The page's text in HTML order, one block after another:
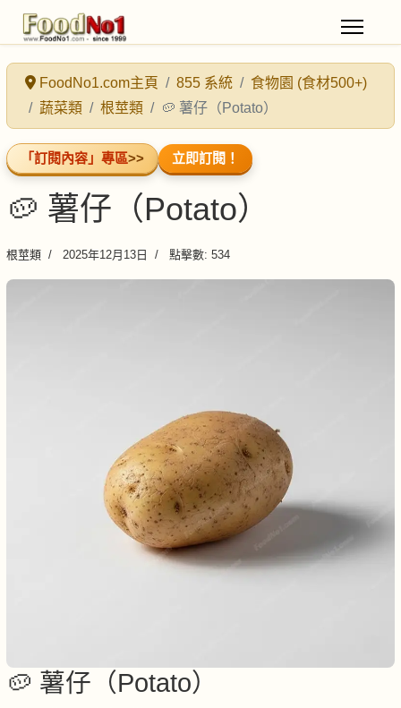
FoodNo1.com主頁 855 系統
食物園 (食材500+)
蔬菜類
根莖類 🥔 薯仔（Potato）
「訂閱內容」專區>> 立即訂閱！
🥔 薯仔（Potato）
根莖類 2025年12月13日 點擊數: 534
🥔 薯仔（Potato）